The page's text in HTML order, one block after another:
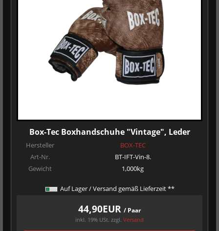
Box-Tec Boxhandschuhe "Vintage", Leder
Hersteller
BOX-TEC
Art-Nr.
BT-IFT-Vin-8.
Gewicht
1,000kg
Auf Lager / Versand gemäß Lieferzeit **
44,90EUR / Paar
inkl. 19% USt. zzgl. Versand